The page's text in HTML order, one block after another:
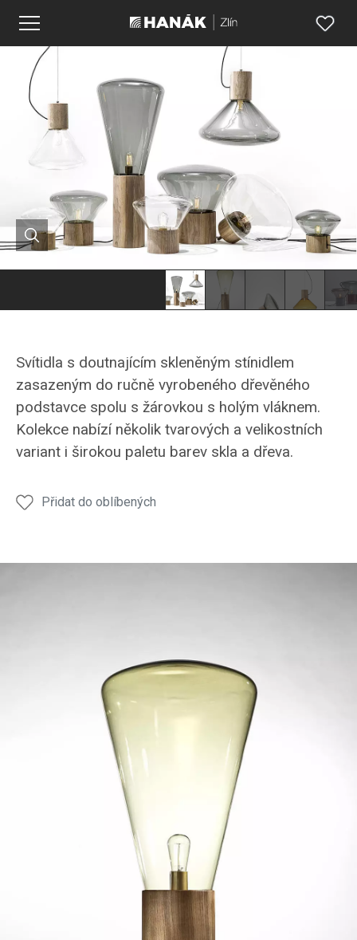
Svítidla s doutnajícím skleněným stínidlem
zasazeným do ručně vyrobeného dřevěného
podstavce spolu s žárovkou s holým vláknem.
Kolekce nabízí několik tvarových a velikostních
variant i širokou paletu barev skla a dřeva.
Přidat do oblíbených